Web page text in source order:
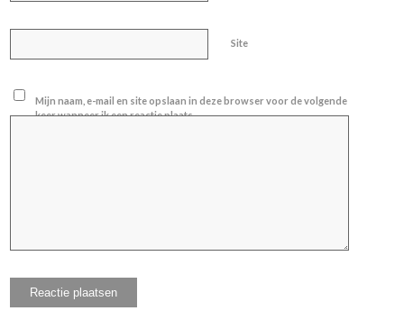
Site
Mijn naam, e-mail en site opslaan in deze browser voor de volgende
keer wanneer ik een reactie plaats.